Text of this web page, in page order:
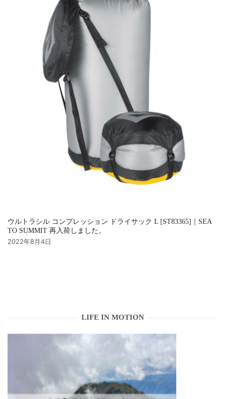
ウルトラシル コンプレッション ドライサック L [ST83365]｜SEA
TO SUMMIT 再入荷しました。
2022年8月4日
LIFE IN MOTION